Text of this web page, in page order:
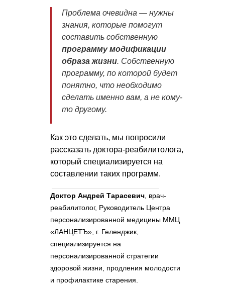
Проблема очевидна — нужны
знания, которые помогут
составить собственную
программу модификации
образа жизни. Собственную
программу, по которой будет
понятно, что необходимо
сделать именно вам, а не кому-
то другому.
Как это сделать, мы попросили
рассказать доктора-реабилитолога,
который специализируется на
составлении таких программ.
Доктор Андрей Тарасевич , врач-
реабилитолог, Руководитель Центра
персонализированной медицины ММЦ
«ЛАНЦЕТЪ», г. Геленджик,
специализируется на
персонализированной стратегии
здоровой жизни, продления молодости
и профилактике старения.